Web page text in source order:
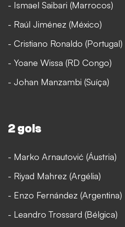
- Ismael Saibari (Marrocos)
- Raúl Jiménez (México)
- Cristiano Ronaldo (Portugal)
- Yoane Wissa (RD Congo)
- Johan Manzambi (Suíça)
2 gols
- Marko Arnautović (Áustria)
- Riyad Mahrez (Argélia)
- Enzo Fernández (Argentina)
- Leandro Trossard (Bélgica)